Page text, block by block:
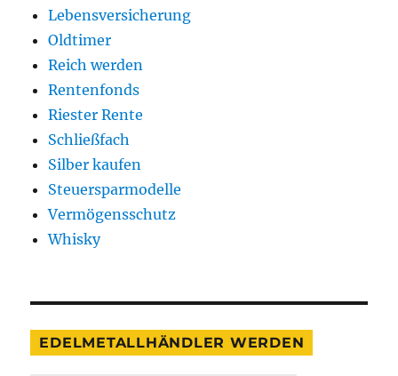
Lebensversicherung
Oldtimer
Reich werden
Rentenfonds
Riester Rente
Schließfach
Silber kaufen
Steuersparmodelle
Vermögensschutz
Whisky
EDELMETALLHÄNDLER WERDEN